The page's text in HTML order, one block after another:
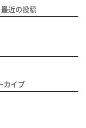
最近の投稿
カイブ